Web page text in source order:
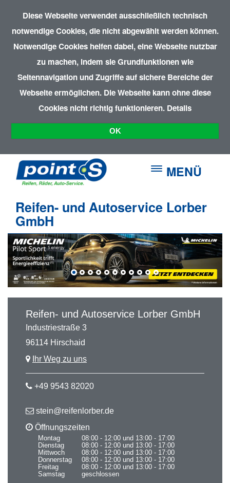
Diese Webseite verwendet ausschließlich technisch
notwendige Cookies, die nicht abgewählt werden können.
Notwendige Cookies helfen dabei, eine Webseite nutzbar
zu machen, indem sie Grundfunktionen wie
Seitennavigation und Zugriffe auf sichere Bereiche der
Webseite ermöglichen. Die Webseite kann ohne diese
Cookies nicht richtig funktionieren. Details
OK
MENÜ
Reifen- und Autoservice Lorber
GmbH
Reifen- und Autoservice Lorber GmbH
Industriestraße 3
96114 Hirschaid
Ihr Weg zu uns
+49 9543 82020
stein@reifenlorber.de
Öffnungszeiten
Montag
08:00 - 12:00 und 13:00 - 17:00
Dienstag
08:00 - 12:00 und 13:00 - 17:00
Mittwoch
08:00 - 12:00 und 13:00 - 17:00
Donnerstag
08:00 - 12:00 und 13:00 - 17:00
Freitag
08:00 - 12:00 und 13:00 - 17:00
Samstag
geschlossen